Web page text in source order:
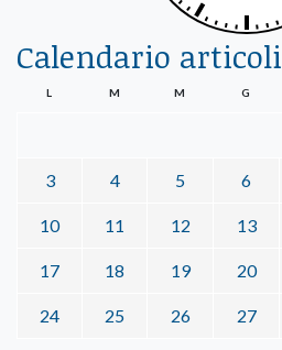
Calendario articoli
L M M G
3 4 5 6
10 11 12 13
17 18 19 20
24 25 26 27